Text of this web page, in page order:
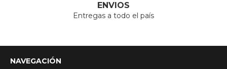
ENVIOS
Entregas a todo el país
NAVEGACIÓN